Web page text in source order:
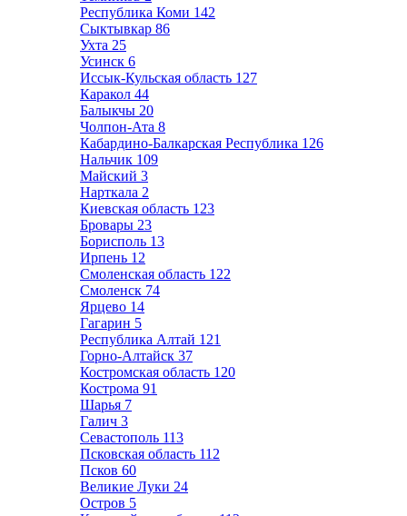
Республика Коми 142
Сыктывкар 86
Ухта 25
Усинск 6
Иссык-Кульская область 127
Каракол 44
Балыкчы 20
Чолпон-Ата 8
Кабардино-Балкарская Республика 126
Нальчик 109
Майский 3
Нарткала 2
Киевская область 123
Бровары 23
Борисполь 13
Ирпень 12
Смоленская область 122
Смоленск 74
Ярцево 14
Гагарин 5
Республика Алтай 121
Горно-Алтайск 37
Костромская область 120
Кострома 91
Шарья 7
Галич 3
Севастополь 113
Псковская область 112
Псков 60
Великие Луки 24
Остров 5